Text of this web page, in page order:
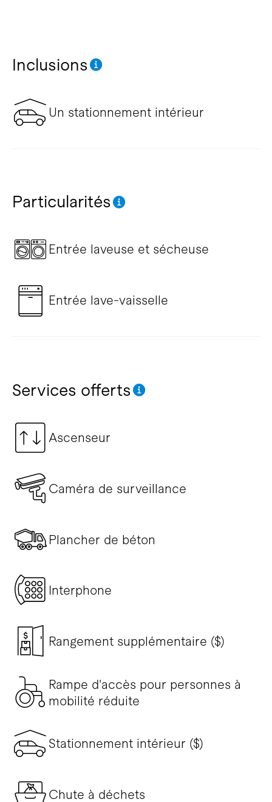
Inclusions
Un stationnement intérieur
Particularités
Entrée laveuse et sécheuse
Entrée lave-vaisselle
Services offerts
Ascenseur
Caméra de surveillance
Plancher de béton
Interphone
Rangement supplémentaire ($)
Rampe d'accès pour personnes à
mobilité réduite
Stationnement intérieur ($)
Chute à déchets